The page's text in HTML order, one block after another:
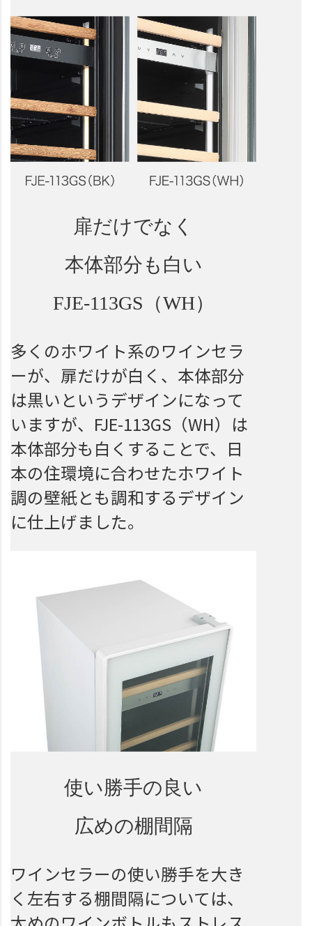
扉だけでなく
本体部分も白い
FJE-113GS（WH）
多くのホワイト系のワインセラ
ーが、扉だけが白く、本体部分
は黒いというデザインになって
いますが、FJE-113GS（WH）は
本体部分も白くすることで、日
本の住環境に合わせたホワイト
調の壁紙とも調和するデザイン
に仕上げました。
使い勝手の良い
広めの棚間隔
ワインセラーの使い勝手を大き
く左右する棚間隔については、